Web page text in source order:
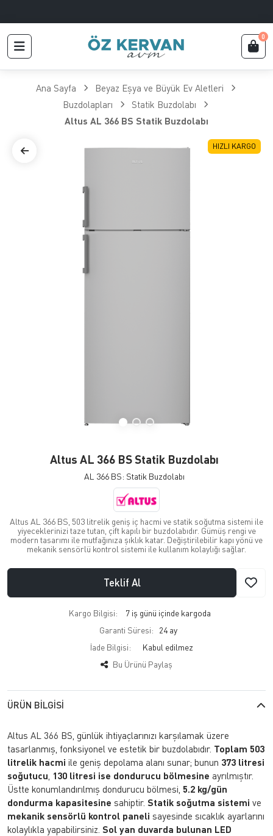
0
Ana Sayfa
Beyaz Eşya ve Büyük Ev Aletleri
Buzdolapları
Statik Buzdolabı
Altus AL 366 BS Statik Buzdolabı
HIZLI KARGO
Altus AL 366 BS Statik Buzdolabı
AL 366 BS: Statik Buzdolabı
Altus AL 366 BS, 503 litrelik geniş iç hacmi ve statik soğutma sistemi ile
yiyeceklerinizi taze tutan, çift kapılı bir buzdolabıdır. Gümüş rengi ve
modern tasarımı ile mutfağınıza şıklık katar. Değiştirilebilir kapı yönü ve
mekanik sensörlü kontrol sistemi ile kullanım kolaylığı sağlar.
Teklif Al
Kargo Bilgisi:
7 iş günü içinde kargoda
Garanti Süresi:
24 ay
İade Bilgisi:
Bu Ürünü Paylaş
ÜRÜN BILGISI
Altus AL 366 BS, günlük ihtiyaçlarınızı karşılamak üzere
tasarlanmış, fonksiyonel ve estetik bir buzdolabıdır. Toplam 503
litrelik hacmi ile geniş depolama alanı sunar; bunun 373 litresi
soğutucu 130 litresi ise dondurucu bölmesine ayrılmıştır.
Üstte konumlandırılmış dondurucu bölmesi, 5.2 kg/gün
dondurma kapasitesine sahiptir. Statik soğutma sistemi ve
mekanik sensörlü kontrol paneli sayesinde sıcaklık ayarlarını
kolaylıkla yapabilirsiniz. Sol yan duvarda bulunan LED